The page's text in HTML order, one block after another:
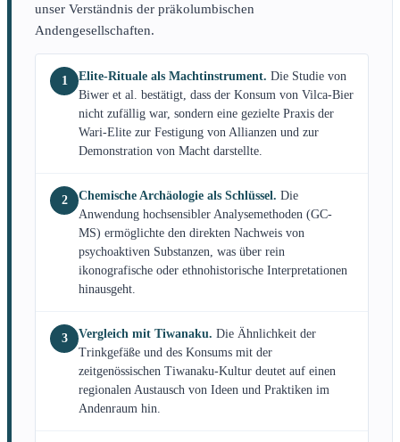
unser Verständnis der präkolumbischen
Andengesellschaften.
1 Elite-Rituale als Machtinstrument. Die Studie von
Biwer et al. bestätigt, dass der Konsum von Vilca-Bier
nicht zufällig war, sondern eine gezielte Praxis der
Wari-Elite zur Festigung von Allianzen und zur
Demonstration von Macht darstellte.
2 Chemische Archäologie als Schlüssel. Die
Anwendung hochsensibler Analysemethoden (GC-
MS) ermöglichte den direkten Nachweis von
psychoaktiven Substanzen, was über rein
ikonografische oder ethnohistorische Interpretationen
hinausgeht.
3 Vergleich mit Tiwanaku. Die Ähnlichkeit der
Trinkgefäße und des Konsums mit der
zeitgenössischen Tiwanaku-Kultur deutet auf einen
regionalen Austausch von Ideen und Praktiken im
Andenraum hin.